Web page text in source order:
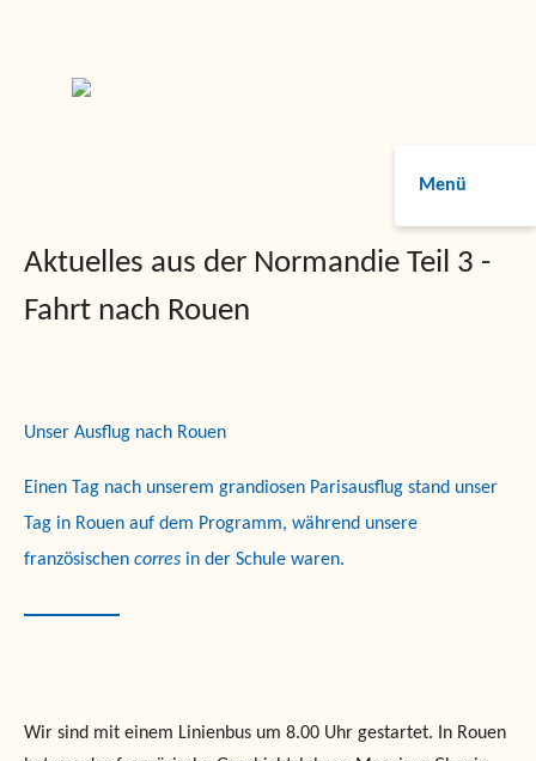
Menü
Aktuelles aus der Normandie Teil 3 -
Fahrt nach Rouen
Unser Ausflug nach Rouen
Einen Tag nach unserem grandiosen Parisausflug stand unser
Tag in Rouen auf dem Programm, während unsere
französischen corres in der Schule waren.
Wir sind mit einem Linienbus um 8.00 Uhr gestartet. In Rouen